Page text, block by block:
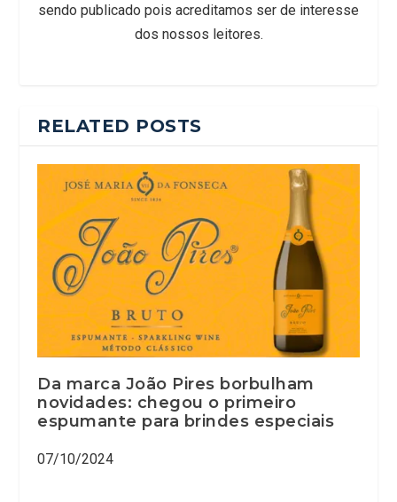
sendo publicado pois acreditamos ser de interesse
dos nossos leitores.
RELATED POSTS
Da marca João Pires borbulham
novidades: chegou o primeiro
espumante para brindes especiais
07/10/2024